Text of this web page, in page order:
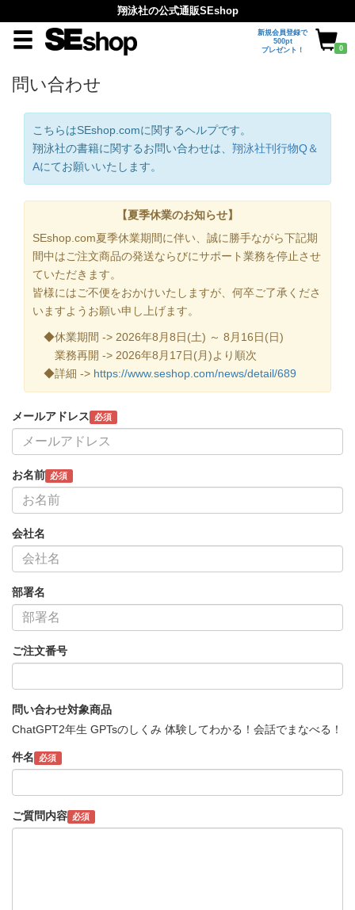
翔泳社の公式通販SEshop
新規会員登録で
500pt
プレゼント！
0
問い合わせ
こちらはSEshop.comに関するヘルプです。
翔泳社の書籍に関するお問い合わせは、 翔泳社刊行物Q＆
Aにてお願いいたします。
【夏季休業のお知らせ】
SEshop.com夏季休業期間に伴い、誠に勝手ながら下記期
間中はご注文商品の発送ならびにサポート業務を停止させ
ていただきます。
皆様にはご不便をおかけいたしますが、何卒ご了承くださ
いますようお願い申し上げます。
◆休業期間 -> 2026年8月8日(土) ～ 8月16日(日)
業務再開 -> 2026年8月17日(月)より順次
◆詳細 -> https://www.seshop.com/news/detail/689
メールアドレス 必須
お名前 必須
会社名
部署名
ご注文番号
問い合わせ対象商品
ChatGPT2年生 GPTsのしくみ 体験してわかる！会話でまなべる！
件名 必須
ご質問内容 必須